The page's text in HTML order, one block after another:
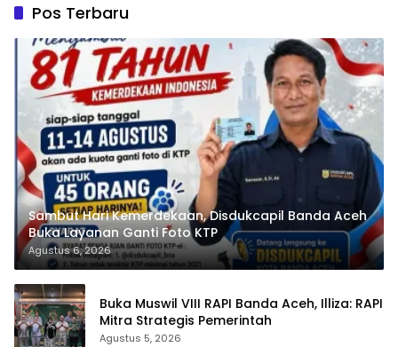
Pos Terbaru
Sambut Hari Kemerdekaan, Disdukcapil Banda Aceh
Buka Layanan Ganti Foto KTP
Agustus 6, 2026
Buka Muswil VIII RAPI Banda Aceh, Illiza: RAPI
Mitra Strategis Pemerintah
Agustus 5, 2026